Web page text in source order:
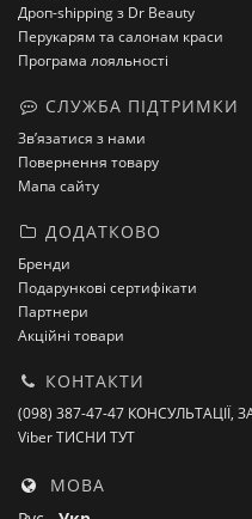
Дроп-shipping з Dr Beauty
Перукарям та салонам краси
Програма лояльності
СЛУЖБА ПІДТРИМКИ
Зв’язатися з нами
Повернення товару
Мапа сайту
ДОДАТКОВО
Бренди
Подарункові сертифікати
Партнери
Акційні товари
КОНТАКТИ
(098) 387-47-47 КОНСУЛЬТАЦІЇ,
Viber ТИСНИ ТУТ
МОВА